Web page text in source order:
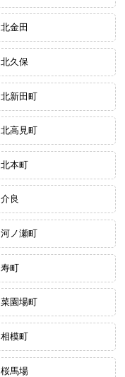
北金田
北久保
北新田町
北高見町
北本町
介良
河ノ瀬町
寿町
菜園場町
相模町
桜馬場